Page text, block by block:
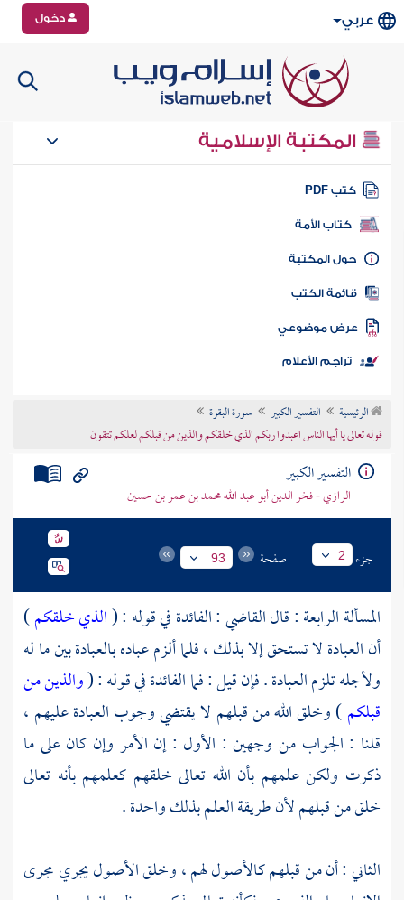
عربي دخول
المكتبة الإسلامية
كتب PDF
كتاب الأمة
المكتبة
الكتب
موضوعي
تراجم الأعلام
الرئيسية التفسير الكبير
سورة البقرة
قوله تعالى يا أيها الناس اعبدوا ربكم الذي خلقكم والذين من قبلكم لعلكم تتقون
التفسير الكبير
الرازي - فخر الدين أبو عبد الله محمد بن عمر بن حسين
جزء 2 صفحة 93
المسألة الرابعة : قال القاضي : الفائدة في قوله : (الذي خلقكم)
أن العبادة لا تستحق إلا بذلك ، فلما ألزم عباده بالعبادة بين ما له
ولأجله تلزم العبادة . فإن قيل : فما الفائدة في قوله : (والذين من
قبلكم) وخلق الله من قبلهم لا يقتضي وجوب العبادة عليهم ،
قلنا : الجواب من وجهين : الأول : إن الأمر وإن كان على ما
ذكرت ولكن علمهم بأن الله تعالى خلقهم كعلمهم بأنه تعالى
خلق من قبلهم لأن طريقة العلم بذلك واحدة .
الثاني : أن من قبلهم كالأصول لهم ، وخلق الأصول يجري مجرى